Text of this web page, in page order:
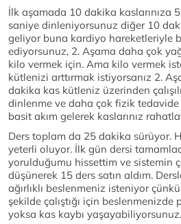
İlk aşamada 10 dakika kaslarınıza
saniye dinleniyorsunuz diğer 10
geliyor buna kardiyo hareketleriyle
ediyorsunuz, 2. Aşama daha çok yağ
kilo vermek için. Ama kilo vermek
kütlenizi arttırmak istiyorsanız 2.
dakika kas kütleniz üzerinden
dinlenme ve daha çok fizik tedavide
basit akım gelerek kaslarınız
Ders toplam da 25 dakika sürüyor.
yeterli oluyor. İlk gün dersi
yorulduğumu hissettim ve sistemin
düşünerek 15 ders satın aldım.
ağırlıklı beslenmeniz isteniyor
şekilde çalıştığı için
yoksa kas kaybı yaşayabiliyorsunuz.